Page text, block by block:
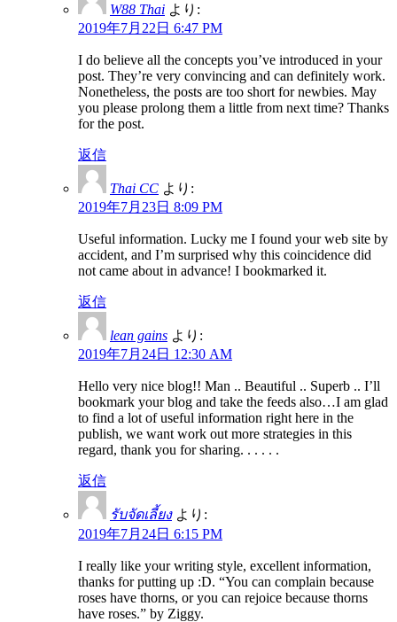
W88 Thai より:
2019年7月22日 6:47 PM
I do believe all the concepts you’ve introduced in your
post. They’re very convincing and can definitely work.
Nonetheless, the posts are too short for newbies. May
you please prolong them a little from next time? Thanks
for the post.
返信
Thai CC より:
2019年7月23日 8:09 PM
Useful information. Lucky me I found your web site by
accident, and I’m surprised why this coincidence did
not came about in advance! I bookmarked it.
返信
lean gains より:
2019年7月24日 12:30 AM
Hello very nice blog!! Man .. Beautiful .. Superb .. I’ll
bookmark your blog and take the feeds also…I am glad
to find a lot of useful information right here in the
publish, we want work out more strategies in this
regard, thank you for sharing. . . . . .
返信
รับจัดเลี้ยง より:
2019年7月24日 6:15 PM
I really like your writing style, excellent information,
thanks for putting up :D. “You can complain because
roses have thorns, or you can rejoice because thorns
have roses.” by Ziggy.